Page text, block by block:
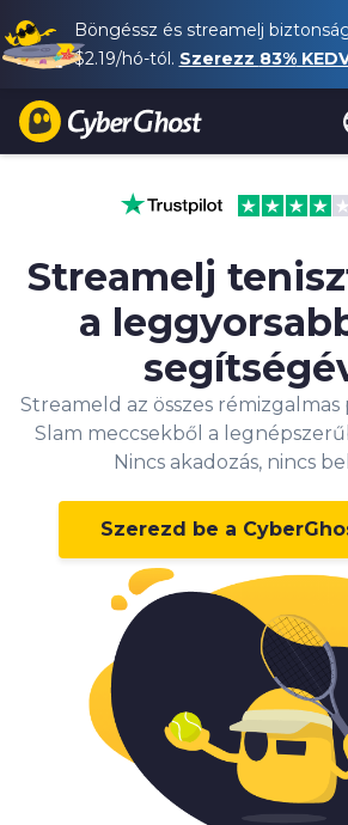
Böngéssz és streamelj
$2.19/hó-tól. Szerezz 83%
Streamelj
a
Streameld az összes
Slam meccsekből a
Nincs akadozás, nincs
Szerezd be a